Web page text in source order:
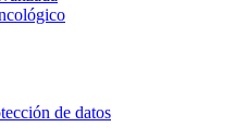
de datos